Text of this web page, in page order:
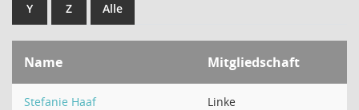
Y Z Alle
Name Mitgliedschaft
Stefanie Haaf Linke